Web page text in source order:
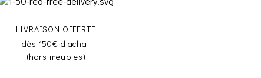
LIVRAISON OFFERTE
dès 150€ d'achat
(hors meubles)